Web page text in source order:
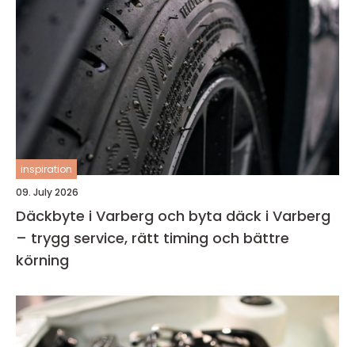
inspiration
09. July 2026
Däckbyte i Varberg och byta däck i Varberg
– trygg service, rätt timing och bättre
körning